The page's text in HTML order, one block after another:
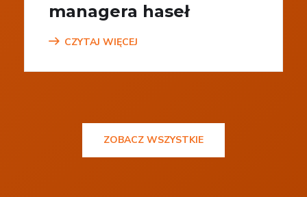
managera haseł
CZYTAJ WIĘCEJ
ZOBACZ WSZYSTKIE